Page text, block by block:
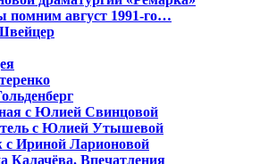
август 1991-го…
с Юлией Свинцовой
с Юлией Утышевой
с Ириной Ларионовой
Калачёва. Впечатления